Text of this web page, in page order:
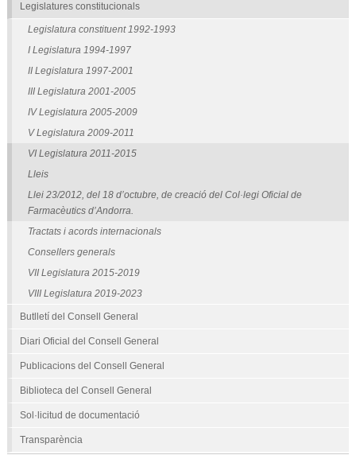
Legislatures constitucionals
Legislatura constituent 1992-1993
I Legislatura 1994-1997
II Legislatura 1997-2001
III Legislatura 2001-2005
IV Legislatura 2005-2009
V Legislatura 2009-2011
VI Legislatura 2011-2015
Lleis
Llei 23/2012, del 18 d’octubre, de creació del Col·legi Oficial de
Farmacèutics d’Andorra.
Tractats i acords internacionals
Consellers generals
VII Legislatura 2015-2019
VIII Legislatura 2019-2023
Butlletí del Consell General
Diari Oficial del Consell General
Publicacions del Consell General
Biblioteca del Consell General
Sol·licitud de documentació
Transparència